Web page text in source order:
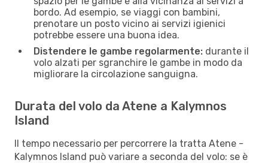
bordo. Ad esempio, se viaggi con bambini,
prenotare un posto vicino ai servizi igienici
potrebbe essere una buona idea.
Distendere le gambe regolarmente: durante il
volo alzati per sgranchire le gambe in modo da
migliorare la circolazione sanguigna.
Durata del volo da Atene a Kalymnos
Island
Il tempo necessario per percorrere la tratta Atene -
Kalymnos Island può variare a seconda del volo: se è